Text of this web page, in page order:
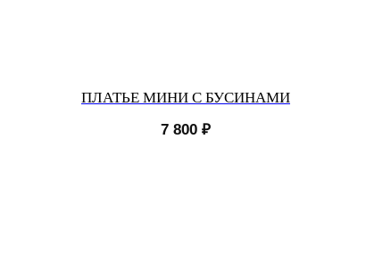
ПЛАТЬЕ МИНИ С БУСИНАМИ
7 800 ₽